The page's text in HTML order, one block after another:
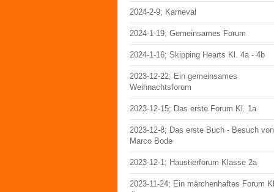
2024-2-9; Karneval
2024-1-19; Gemeinsames Forum
2024-1-16; Skipping Hearts Kl. 4a - 4b
2023-12-22; Ein gemeinsames
Weihnachtsforum
2023-12-15; Das erste Forum Kl. 1a
2023-12-8; Das erste Buch - Besuch von
Marco Bode
2023-12-1; Haustierforum Klasse 2a
2023-11-24; Ein märchenhaftes Forum